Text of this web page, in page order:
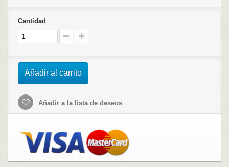
Cantidad
Añadir al carrito
Añadir a la lista de deseos